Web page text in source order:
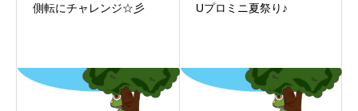
側転にチャレンジ☆彡 Uプロミニ夏祭り♪